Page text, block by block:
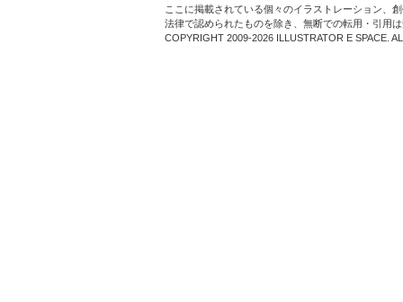
ここに掲載されている個々のイラストレーション、
法律で認められたものを除き、無断での転用・引用
COPYRIGHT 2009-2026 ILLUSTRATOR E SPACE.